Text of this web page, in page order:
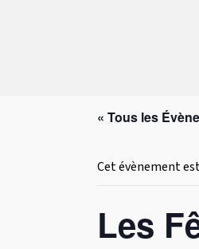
« Tous les
Cet évènement
Les